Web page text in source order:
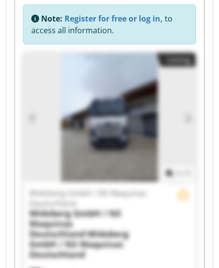
Note: Register for free or log in, to
access all information.
Listing
Widoberg GmbH / NS Maquinas
Deutschland
Widoberg GmbH / NS
Maquinas
DeutschlandWidoberg
GmbH / NS Maquinas
Deutschland